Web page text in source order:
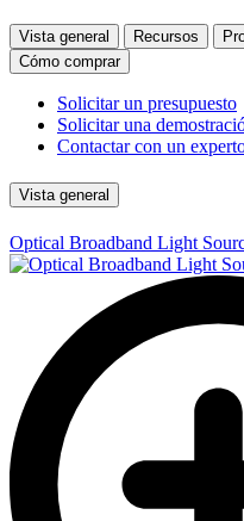
Vista general Recursos
Cómo comprar
Solicitar un presupuesto
Solicitar una
Contactar con un
Vista general
Optical Broadband Light